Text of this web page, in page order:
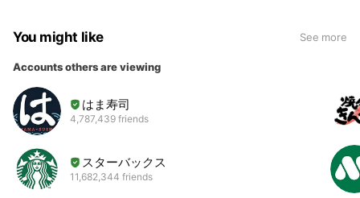
You might like See more
Accounts others are viewing
はま寿司
4,787,439 friends
スターバックス
11,682,344 friends